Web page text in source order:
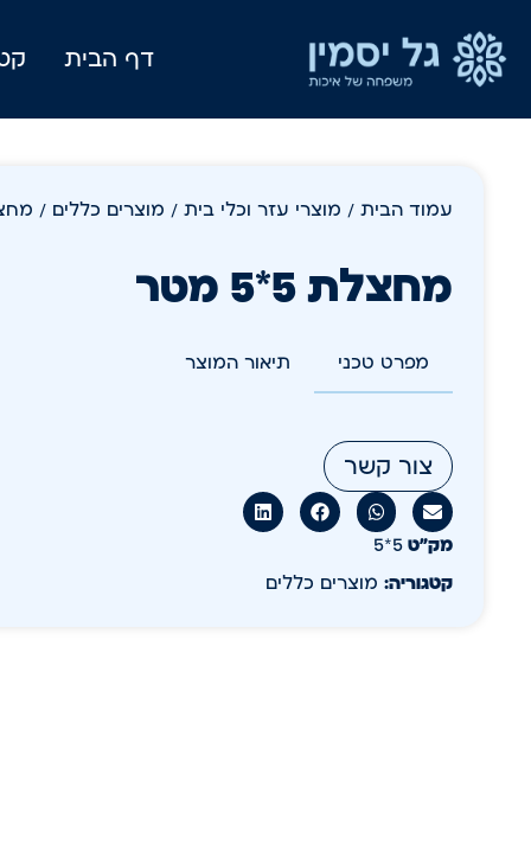
דף הבית
עמוד הבית / מוצרי עזר וכלי בית / מוצרים כללים / מחצלת
מחצלת 5*5 מטר
מפרט טכני תיאור המוצר
צור קשר
מק״ט 5*5
קטגוריה: מוצרים כללים